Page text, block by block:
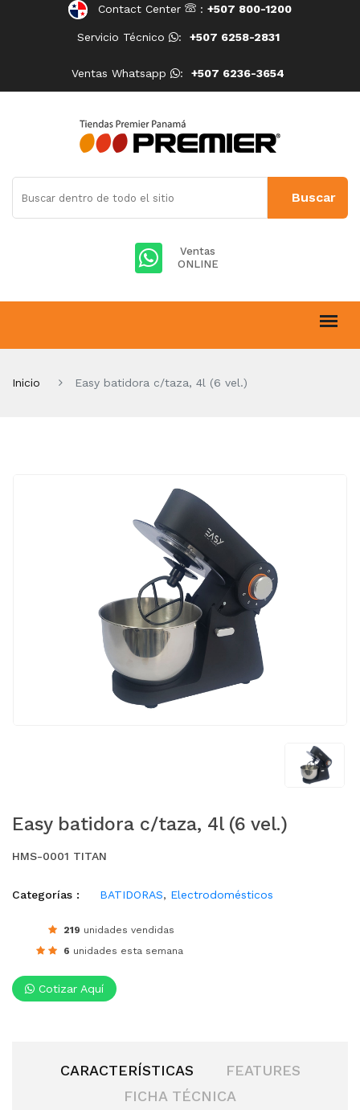
Contact Center : +507 800-1200
Servicio Técnico : +507 6258-2831
Ventas Whatsapp : +507 6236-3654
Ventas
ONLINE
Inicio Easy batidora c/taza, 4l (6 vel.)
Easy batidora c/taza, 4l (6 vel.)
HMS-0001 TITAN
Categorías : BATIDORAS, Electrodomésticos
219 unidades vendidas
6 unidades esta semana
Cotizar Aquí
CARACTERÍSTICAS
FEATURES
FICHA TÉCNICA